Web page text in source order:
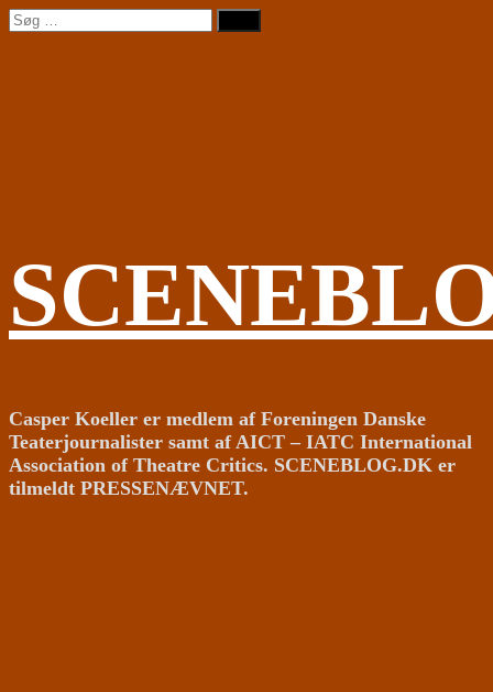
Videre
til
Søg
efter:
Casper Koeller er medlem af Foreningen Danske
Teaterjournalister samt af AICT – IATC International
Association of Theatre Critics. SCENEBLOG.DK er
tilmeldt PRESSENÆVNET.